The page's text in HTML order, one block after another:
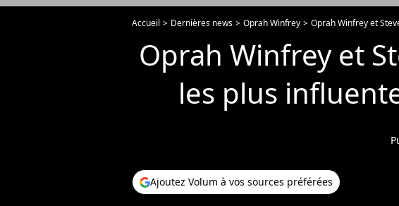
Accueil Dernières news Oprah Winfrey Oprah Winfrey et
Oprah Winfrey et
les plus
Ajoutez Volum à vos sources préférées